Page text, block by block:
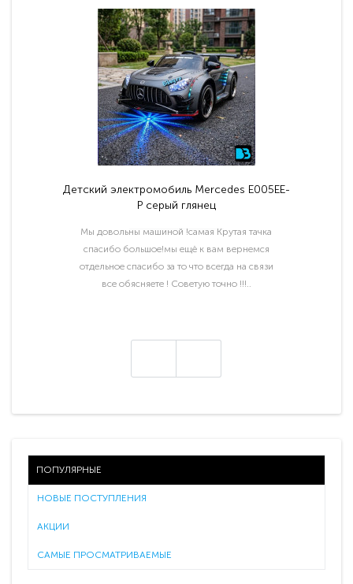
Детский электромобиль Mercedes E005EE-
P серый глянец
Мы довольны машиной !самая Крутая тачка
спасибо большое!мы ещё к вам вернемся
отдельное спасибо за то что всегда на связи
все обясняете ! Советую точно !!!..
ПОПУЛЯРНЫЕ
НОВЫЕ ПОСТУПЛЕНИЯ
АКЦИИ
САМЫЕ ПРОСМАТРИВАЕМЫЕ